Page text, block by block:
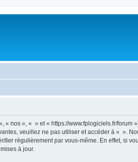
nos », « » et « https://www.fplogiciels.fr/
veuillez ne pas utiliser et accéder à « ».
régulièrement par vous-même. En effet, si
à jour.